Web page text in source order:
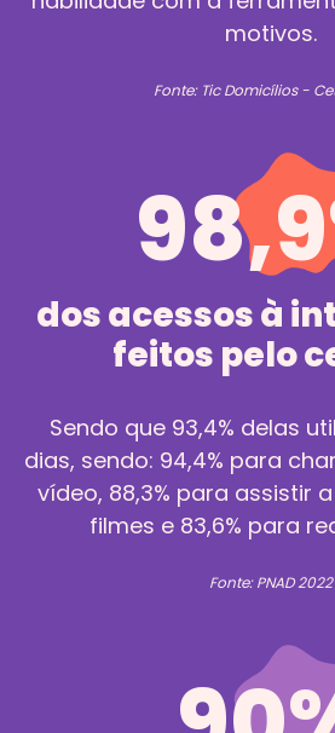
motivos.
Fonte: Tic Domicílios -
dos acessos à
feitos pelo
Sendo que 93,4% delas
dias, sendo: 94,4% para
vídeo, 88,3% para assistir
filmes e 83,6% para
Fonte: PNAD 2022